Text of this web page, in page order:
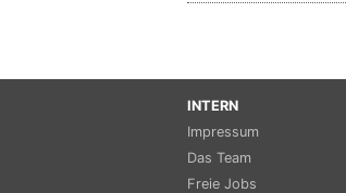
INTERN
Impressum
Das Team
Freie Jobs